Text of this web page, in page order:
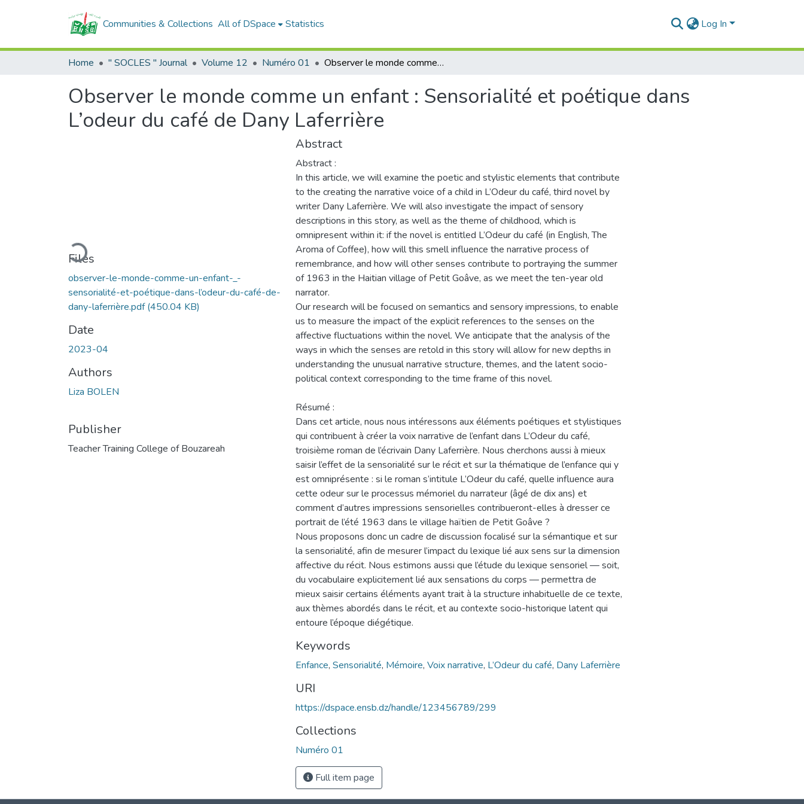
Communities & Collections All of DSpace Statistics Log In
Home " SOCLES " Journal Volume 12 Numéro 01 Observer le monde comme un enfant : Sensorialité et poétique dans L’odeur du café de Dany Laferrière
Observer le monde comme un enfant : Sensorialité et poétique dans
L’odeur du café de Dany Laferrière
Loading...
Files
observer-le-monde-comme-un-enfant-_-
sensorialité-et-poétique-dans-l’odeur-du-café-de-
dany-laferrière.pdf(450.04 KB)
Date
2023-04
Authors
Liza BOLEN
Publisher
Teacher Training College of Bouzareah
Abstract
Abstract :
In this article, we will examine the poetic and stylistic elements that contribute
to the creating the narrative voice of a child in L’Odeur du café, third novel by
writer Dany Laferrière. We will also investigate the impact of sensory
descriptions in this story, as well as the theme of childhood, which is
omnipresent within it: if the novel is entitled L’Odeur du café (in English, The
Aroma of Coffee), how will this smell influence the narrative process of
remembrance, and how will other senses contribute to portraying the summer
of 1963 in the Haitian village of Petit Goâve, as we meet the ten-year old
narrator.
Our research will be focused on semantics and sensory impressions, to enable
us to measure the impact of the explicit references to the senses on the
affective fluctuations within the novel. We anticipate that the analysis of the
ways in which the senses are retold in this story will allow for new depths in
understanding the unusual narrative structure, themes, and the latent socio-
political context corresponding to the time frame of this novel.
Résumé :
Dans cet article, nous nous intéressons aux éléments poétiques et stylistiques
qui contribuent à créer la voix narrative de l’enfant dans L’Odeur du café,
troisième roman de l’écrivain Dany Laferrière. Nous cherchons aussi à mieux
saisir l’effet de la sensorialité sur le récit et sur la thématique de l’enfance qui y
est omniprésente : si le roman s’intitule L’Odeur du café, quelle influence aura
cette odeur sur le processus mémoriel du narrateur (âgé de dix ans) et
comment d’autres impressions sensorielles contribueront-elles à dresser ce
portrait de l’été 1963 dans le village haïtien de Petit Goâve ?
Nous proposons donc un cadre de discussion focalisé sur la sémantique et sur
la sensorialité, afin de mesurer l’impact du lexique lié aux sens sur la dimension
affective du récit. Nous estimons aussi que l’étude du lexique sensoriel — soit,
du vocabulaire explicitement lié aux sensations du corps — permettra de
mieux saisir certains éléments ayant trait à la structure inhabituelle de ce texte,
aux thèmes abordés dans le récit, et au contexte socio-historique latent qui
entoure l’époque diégétique.
Keywords
Enfance, Sensorialité, Mémoire, Voix narrative, L’Odeur du café, Dany Laferrière
URI
https://dspace.ensb.dz/handle/123456789/299
Collections
Numéro 01
Full item page